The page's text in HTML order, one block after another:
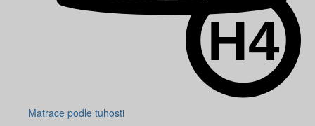
Matrace podle tuhosti